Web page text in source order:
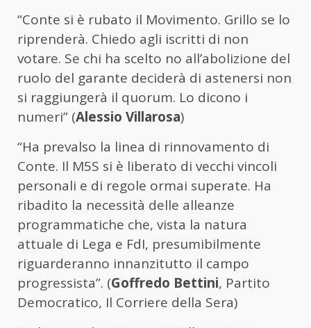
“Conte si è rubato il Movimento. Grillo se lo
riprenderà. Chiedo agli iscritti di non
votare. Se chi ha scelto no all’abolizione del
ruolo del garante deciderà di astenersi non
si raggiungerà il quorum. Lo dicono i
numeri” (Alessio Villarosa)
“Ha prevalso la linea di rinnovamento di
Conte. Il M5S si è liberato di vecchi vincoli
personali e di regole ormai superate. Ha
ribadito la necessità delle alleanze
programmatiche che, vista la natura
attuale di Lega e FdI, presumibilmente
riguarderanno innanzitutto il campo
progressista”. (Goffredo Bettini, Partito
Democratico, Il Corriere della Sera)